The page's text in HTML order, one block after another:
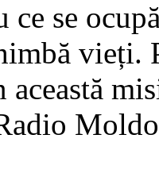
se
vieți.